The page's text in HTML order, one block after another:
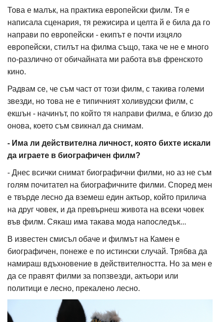
Това е малък, на практика европейски филм. Тя е
написала сценария, тя режисира и целта й е била да го
направи по европейски - екипът е почти изцяло
европейски, стилът на филма също, така че не е много
по-различно от обичайната ми работа във френското
кино.
Радвам се, че съм част от този филм, с такива големи
звезди, но това не е типичният холивудски филм, с
екшън - начинът, по който тя направи филма, е близо до
онова, което съм свикнал да снимам.
- Има ли действителна личност, която бихте искали
да играете в биографичен филм?
- Днес всички снимат биографични филми, но аз не съм
голям почитател на биографичните филми. Според мен
е твърде лесно да вземеш един актьор, който прилича
на друг човек, и да превърнеш живота на всеки човек
във филм. Сякаш има такава мода напоследък...
В известен смисъл обаче и филмът на Камен е
биографичен, понеже е по истински случай. Трябва да
намираш вдъхновение в действителността. Но за мен е
да се правят филми за попзвезди, актьори или
политици е лесно, прекалено лесно.